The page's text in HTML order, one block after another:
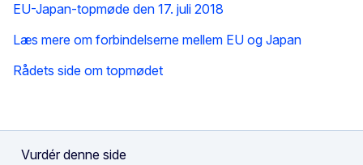
EU-Japan-topmøde den 17. juli 2018
Læs mere om forbindelserne mellem EU og Japan
Rådets side om topmødet
Vurdér denne side